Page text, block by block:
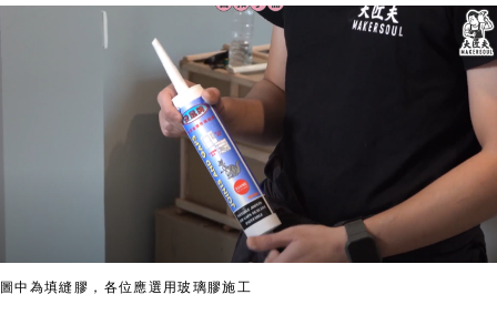
圖中為填縫膠，各位應選用玻璃膠施工